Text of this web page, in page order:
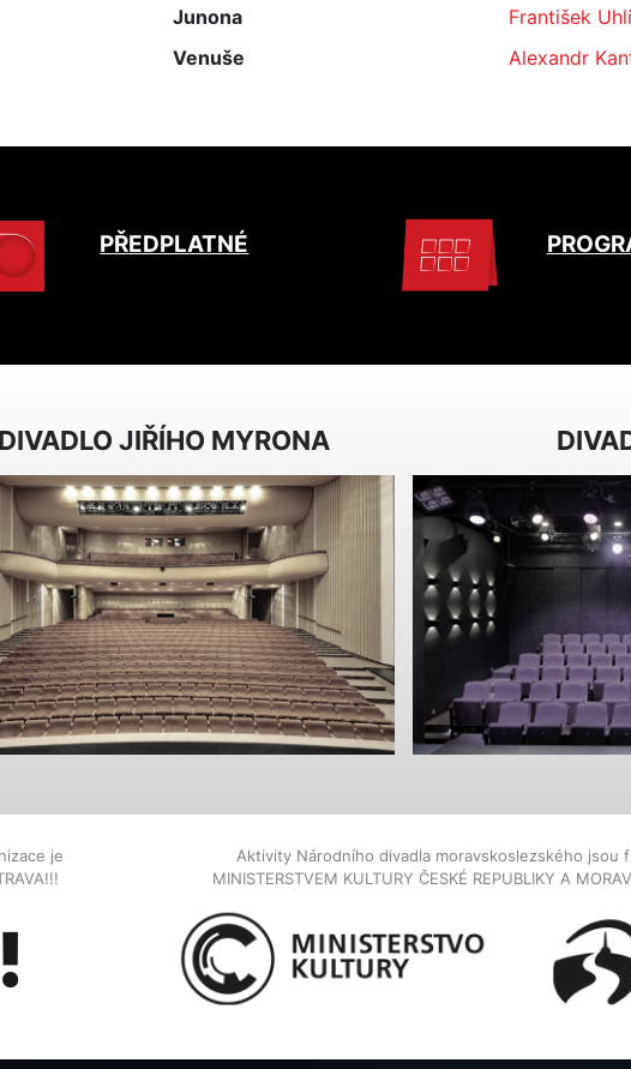
Junona
František
Venuše
Alexandr
PŘEDPLATNÉ
DIVADLO JIŘÍHO MYRONA
je
Aktivity Národního divadla moravskoslezského jsou
MINISTERSTVEM KULTURY ČESKÉ REPUBLIKY A